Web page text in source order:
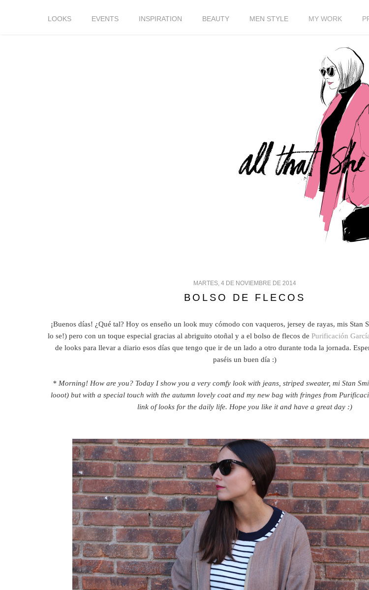
LOOKS EVENTS INSPIRATION BEAUTY MEN STYLE MY WORK
MARTES, 4 DE NOVIEMBRE DE 2014
BOLSO DE FLECOS
¡Buenos días! ¿Qué tal? Hoy os enseño un look muy cómodo con vaqueros, jersey de rayas, mis Stan
lo se!) pero con un toque especial gracias al abriguito otoñal y a el bolso de flecos de Purificación
de looks para llevar a diario esos días que tengo que ir de un lado a otro durante toda la jornada.
paséis un buen día :)
* Morning! How are you? Today I show you a very comfy look with jeans, striped sweater, mi Stan
looot) but with a special touch with the autumn lovely coat and my new bag with fringes from
link of looks for the daily life. Hope you like it and have a great day :)